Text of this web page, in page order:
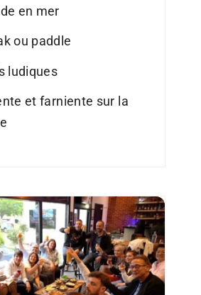
en mer
ou paddle
ludiques
et farniente sur la